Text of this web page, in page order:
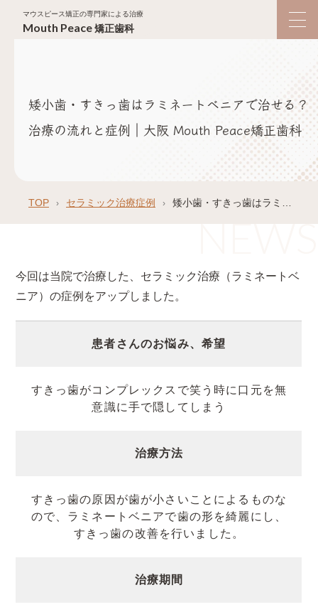
マウスピース矯正の専門家による治療
Mouth Peace矯正歯科
矮小歯・すきっ歯はラミネートベニアで治せる？
治療の流れと症例｜大阪 Mouth Peace矯正歯科
TOP セラミック治療症例
今回は当院で治療した、セラミック治療（ラミネートベ
ニア）の症例をアップしました。
患者さんのお悩み、希望
すきっ歯がコンプレックスで笑う時に口元を無
意識に手で隠してしまう
治療方法
すきっ歯の原因が歯が小さいことによるものな
ので、ラミネートベニアで歯の形を綺麗にし、
すきっ歯の改善を行いました。
治療期間